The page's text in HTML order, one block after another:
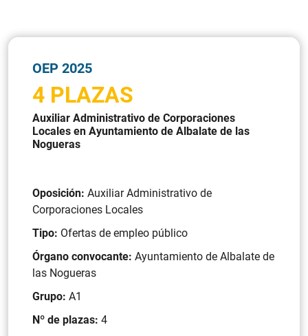
OEP 2025
4 PLAZAS
Auxiliar Administrativo de Corporaciones
Locales en Ayuntamiento de Albalate de las
Nogueras
Oposición: Auxiliar Administrativo de
Corporaciones Locales
Tipo: Ofertas de empleo público
Órgano convocante: Ayuntamiento de Albalate de
las Nogueras
Grupo: A1
Nº de plazas: 4